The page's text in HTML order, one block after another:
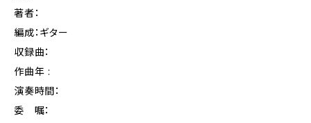
著者：
編成：ギター
収録曲：
作曲年 :
演奏時間：
委 嘱：